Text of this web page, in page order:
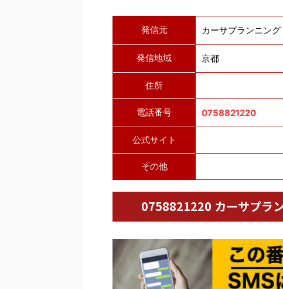
発信元 カーサプランニング
発信地域 京都
住所
電話番号 0758821220
公式サイト
その他
0758821220 カーサプラ